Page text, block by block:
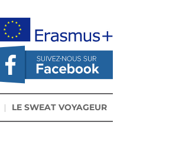
LE SWEAT VOYAGEUR